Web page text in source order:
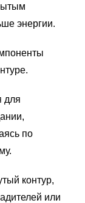
энергии.
для
по
контур,
или